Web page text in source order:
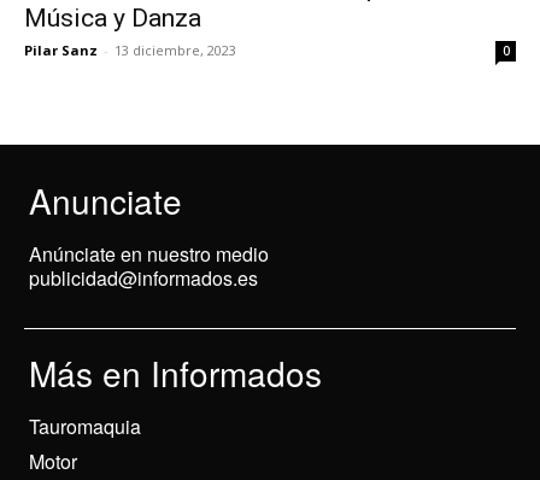
Música y Danza
Pilar Sanz - 13 diciembre, 2023 0
Anunciate
Anúnciate en nuestro medio
publicidad@informados.es
Más en Informados
Tauromaquia
Motor